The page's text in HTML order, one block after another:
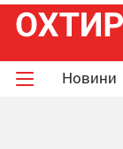
Новини